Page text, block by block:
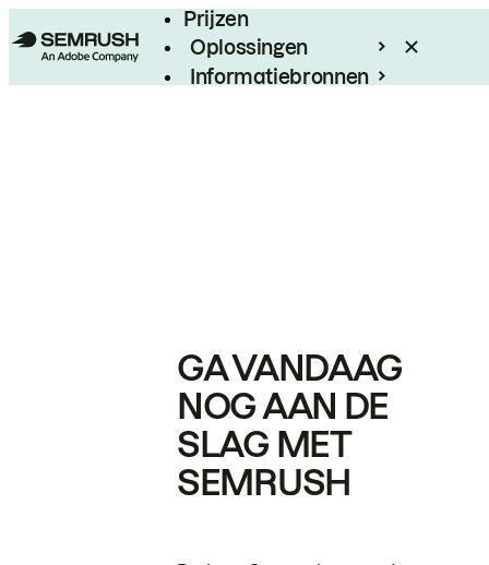
Prijzen
Oplossingen
Informatiebronnen
GA VANDAAG
NOG AAN DE
SLAG MET
SEMRUSH